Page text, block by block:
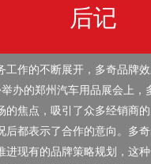
后记
工作的不断展开，多奇品牌
办的郑州汽车用品展会上，
的焦点，吸引了众多经销商
后都表示了合作的意向。多奇
进现有的品牌策略规划，这